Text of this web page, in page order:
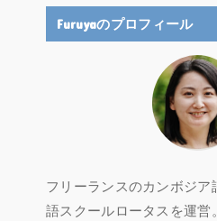
Furuyaのプロフィール
フリーランスのカンボジア
語スクールロータスを運営